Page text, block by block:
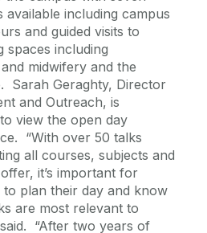
including campus
and guided visits to
spaces including
midwifery and the
Sarah Geraghty, Director
and Outreach, is
view the open day
“With over 50 talks
all courses, subjects and
it’s important for
plan their day and know
are most relevant to
“After two years of